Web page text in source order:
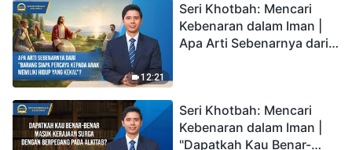
12:21
Seri Khotbah: Mencari
Kebenaran dalam Iman |
Apa Arti Sebenarnya dari
Seri Khotbah: Mencari
Kebenaran dalam Iman |
"Dapatkah Kau Benar-